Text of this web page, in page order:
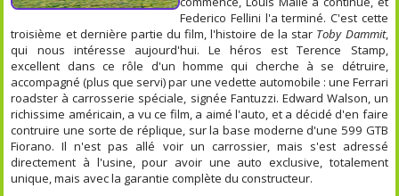
Federico Fellini l'a terminé. C'est cette
troisième et dernière partie du film, l'histoire de la star Toby Dammit,
qui nous intéresse aujourd'hui. Le héros est Terence Stamp,
excellent dans ce rôle d'un homme qui cherche à se détruire,
accompagné (plus que servi) par une vedette automobile : une Ferrari
roadster à carrosserie spéciale, signée Fantuzzi. Edward Walson, un
richissime américain, a vu ce film, a aimé l'auto, et a décidé d'en faire
contruire une sorte de réplique, sur la base moderne d'une 599 GTB
Fiorano. Il n'est pas allé voir un carrossier, mais s'est adressé
directement à l'usine, pour avoir une auto exclusive, totalement
unique, mais avec la garantie complète du constructeur.